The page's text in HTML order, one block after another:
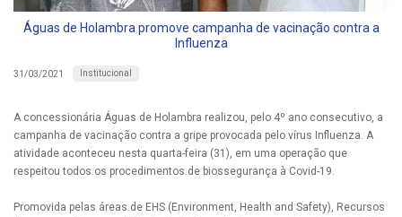
Águas de Holambra promove campanha de vacinação contra a
Influenza
31/03/2021 Institucional
A concessionária Águas de Holambra realizou, pelo 4º ano consecutivo, a
campanha de vacinação contra a gripe provocada pelo vírus Influenza. A
atividade aconteceu nesta quarta-feira (31), em uma operação que
respeitou todos os procedimentos de biossegurança à Covid-19.
Promovida pelas áreas de EHS (Environment, Health and Safety), Recursos